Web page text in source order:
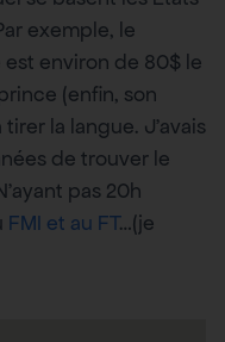
exemple, le
est environ de 80$ le
(enfin, son
la langue. J’avais
de trouver le
pas 20h
FMI et au FT…(je